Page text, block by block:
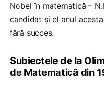
Nobel în matematică –
candidat și el anul
fără succes.
Subiectele de la
de Matematică din